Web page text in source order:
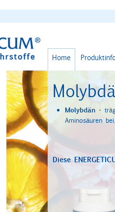
Home
Molybdän -
Aminosäuren bei.
Diese